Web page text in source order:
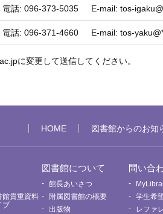
電話: 096-373-5035 E-mail: tos-
電話: 096-371-4660 E-mail: tos-
に変更して送信してください。
HOME 図書館からのお知
館貴重資料
ブ
図書館について
館長あいさつ
附属図書館の概要
出版物
問い合
学生希
レファ